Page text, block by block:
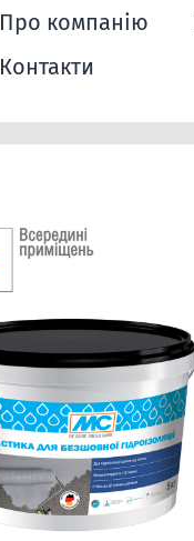
Про компанію
Контакти